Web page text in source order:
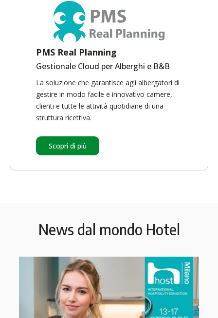
PMS Real Planning
Gestionale Cloud per Alberghi e B&B
La soluzione che garantisce agli albergatori di
gestire in modo facile e innovativo camere,
clienti e tutte le attività quotidiane di una
struttura ricettiva.
Scopri di più
News dal mondo Hotel